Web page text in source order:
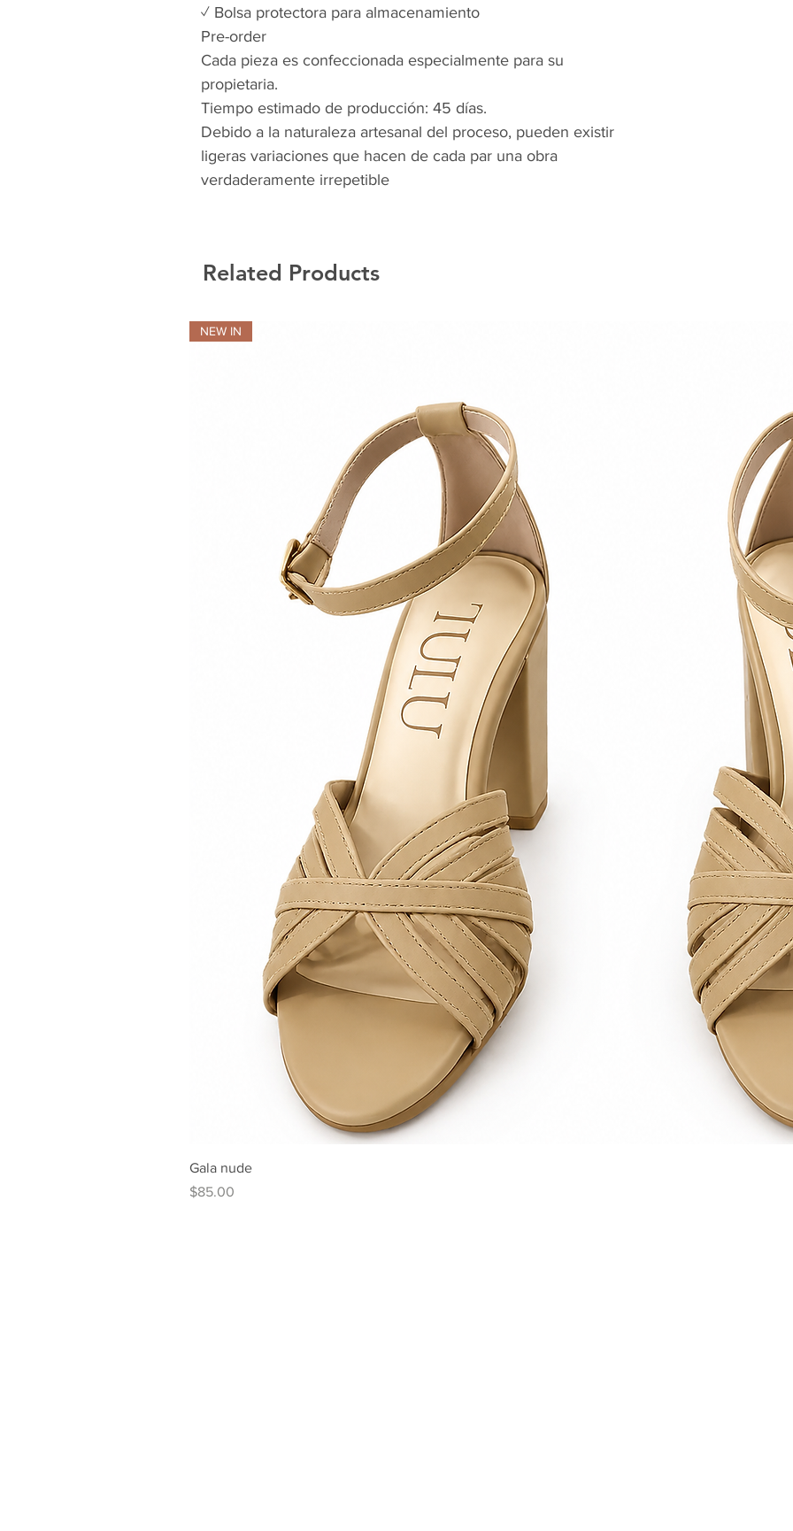
✓ Bolsa protectora para almacenamiento
Pre-order
Cada pieza es confeccionada especialmente para su
propietaria.
Tiempo estimado de producción: 45 días.
Debido a la naturaleza artesanal del proceso, pueden existir
ligeras variaciones que hacen de cada par una obra
verdaderamente irrepetible
Related Products
NEW IN
Gala nude
Price
$85.00